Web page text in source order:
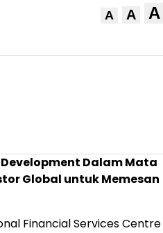
A A A
Development Dalam Mata
Global untuk Memesan
Financial Services Centre